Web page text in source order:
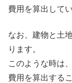
費用を算出して
なお、建物と土
ります。
このような時は
費用を算出する